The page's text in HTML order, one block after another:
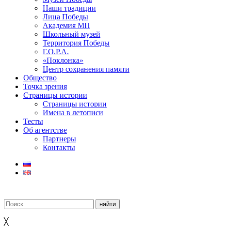
Наши традиции
Лица Победы
Академия МП
Школьный музей
Территория Победы
Г.О.Р.А.
«Поклонка»
Центр сохранения памяти
Общество
Точка зрения
Страницы истории
Страницы истории
Имена в летописи
Тесты
Об агентстве
Партнеры
Контакты
╳